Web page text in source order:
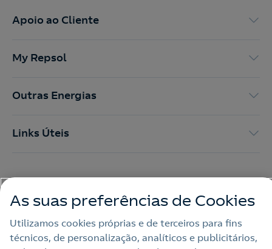
Apoio ao Cliente
My Repsol
Outras Energias
Links Úteis
Política de privacidade
Política de cookies
As suas preferências de Cookies
Utilizamos cookies próprias e de terceiros para fins
técnicos, de personalização, analíticos e publicitários,